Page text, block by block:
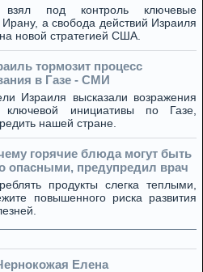
взял под контроль ключевые
а свобода действий Израиля
новой стратегией США.
тормозит процесс
в Газе - СМИ
Израиля высказали возражения
инициативы по Газе,
нашей стране.
горячие блюда могут быть
опасными, предупредил врач
продукты слегка теплыми,
повышенного риска развития
Елена